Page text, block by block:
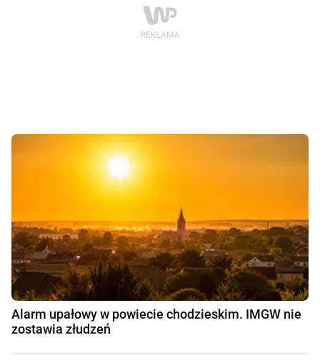
Alarm upałowy w powiecie chodzieskim. IMGW nie
zostawia złudzeń